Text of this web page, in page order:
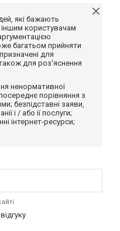
які бажають
користувачам
багатьом прийняти
для
для роз'яснення
ненормативної
порівняння з
безпідставні заяви,
і / або її послуги;
інтернет-ресурси;